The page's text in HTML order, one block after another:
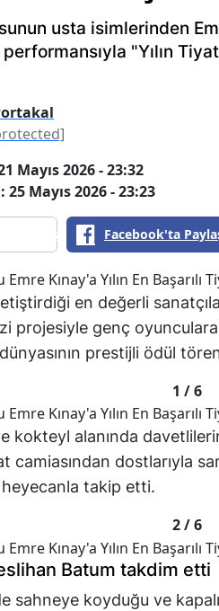
usta isimlerinden
"Yılın
Mayıs 2026 - 23:32
25 Mayıs 2026 - 23:23
Facebook'ta
en değerli
projesiyle genç
prestijli ödül
1 /6
ve kokteyl alanında
camiasından dostlarıyla
takip etti.
2 /6
Batum takdim etti
sahneye koyduğu ve